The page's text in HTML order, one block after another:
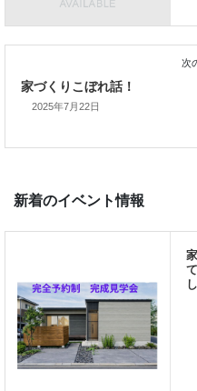
本日はこれまでです。
おうちのはなしからでした
では、では。
私の使命です。
2025年7月22日